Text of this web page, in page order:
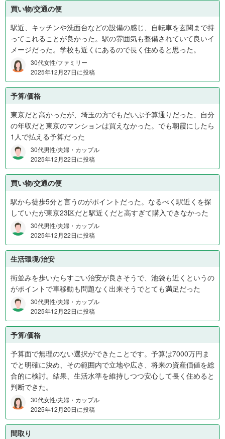
,
6
0
0
0
、
1
,
万
以
上
3
未
3
%
買い物/交通の便
駅近、キッチンや洗面台などの設備の感じ、自転車を玄関まで持
ってこれることが良かった。駅の雰囲気も整備されていて良いイ
メージだった。学校も近くにあるので長く住めると思った。
30代女性/ファミリー
2025年12月27日に投稿
予算/価格
東京だと高かったが、埼玉の方でもだいぶ予算通りだった、自分
の年収だと東京のマンションは買えなかった。でも朝霞にしたら
1人で払える予算だった
30代男性/夫婦・カップル
2025年12月22日に投稿
買い物/交通の便
駅から徒歩5分と言うのがポイントだった。なるべく駅近くを探
していたが東京23区だと駅近くだと高すぎて購入できなかった
30代男性/夫婦・カップル
2025年12月22日に投稿
生活環境/治安
街並みを歩いたらすごい治安が良さそうで、池袋も近くというの
がポイントで車移動も問題なく出来そうでとても満足だった
30代男性/夫婦・カップル
2025年12月22日に投稿
予算/価格
予算面で無理のない選択ができたことです。予算は7000万円ま
でと明確に決め、その範囲内で立地や広さ、将来の資産価値を総
合的に検討。結果、生活水準を維持しつつ安心して長く住めると
判断できた。
30代女性/夫婦・カップル
2025年12月20日に投稿
間取り